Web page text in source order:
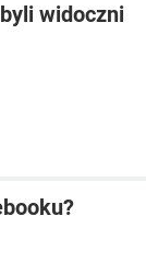
widoczni